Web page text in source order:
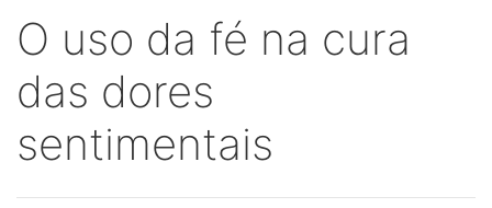
O uso da fé na cura
das dores
sentimentais